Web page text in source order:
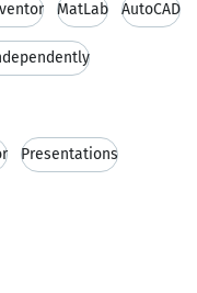
MatLab AutoCAD
Presentations